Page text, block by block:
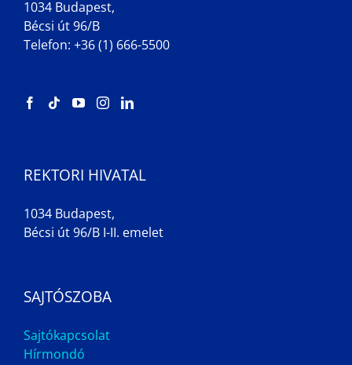
1034 Budapest,
Bécsi út 96/B
Telefon: +36 (1) 666-5500
REKTORI HIVATAL
1034 Budapest,
Bécsi út 96/B I-II. emelet
SAJTÓSZOBA
Sajtókapcsolat
Hírmondó